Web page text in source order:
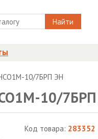
Найти
10/7БРП ЭН
10/
Код товара: 283352